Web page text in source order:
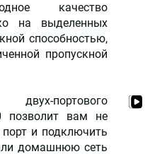
качество
на выделенных
способностью,
пропускной
портового
позволит вам не
и подключить
домашнюю сеть